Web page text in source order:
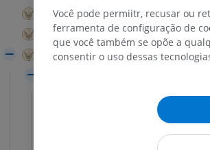
Corno lateral
Corno posterior
Colunas cinzentas
Lâminas espinais VII -
Lâminas espinais
Você pode permiitr, recusar ou
ferramenta de configuração de
que você também se opõe a
consentir o uso dessas